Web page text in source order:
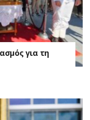
για τη